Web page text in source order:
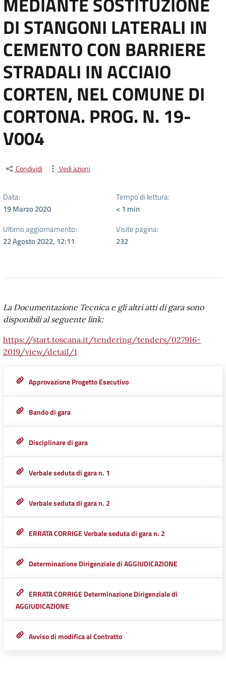
DI STANGONI LATERALI IN
CEMENTO CON BARRIERE
STRADALI IN ACCIAIO
CORTEN, NEL COMUNE DI
CORTONA. PROG. N. 19-
V004
Condividi Vedi azioni
Data:
19 Marzo 2020
Tempo di lettura:
< 1 min
Ultimo aggiornamento:
22 Agosto 2022, 12:11
Visite pagina:
232
La Documentazione Tecnica e gli altri atti di gara sono
disponibili al seguente link:
https://start.toscana.it/tendering/tenders/027916-
2019/view/detail/1
Approvazione Progetto Esecutivo
Bando di gara
Disciplinare di gara
Verbale seduta di gara n. 1
Verbale seduta di gara n. 2
ERRATA CORRIGE Verbale seduta di gara n. 2
Determinazione Dirigenziale di AGGIUDICAZIONE
ERRATA CORRIGE Determinazione Dirigenziale di
AGGIUDICAZIONE
Avviso di modifica al Contratto